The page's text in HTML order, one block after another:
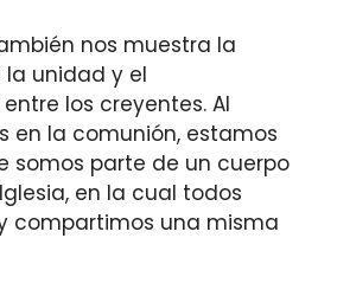
nos muestra la
unidad y el
los creyentes. Al
en la comunión, estamos
somos parte de un cuerpo
en la cual todos
compartimos una misma